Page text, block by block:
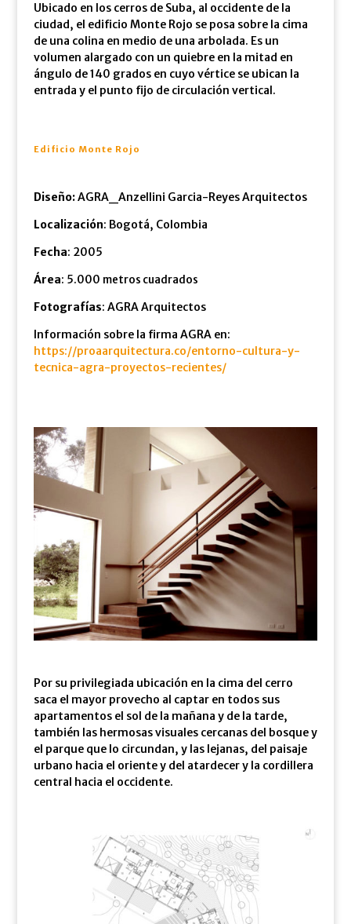
Ubicado en los cerros de Suba, al occidente de la
ciudad, el edificio Monte Rojo se posa sobre la cima
de una colina en medio de una arbolada. Es un
volumen alargado con un quiebre en la mitad en
ángulo de 140 grados en cuyo vértice se ubican la
entrada y el punto fijo de circulación vertical.
Edificio Monte Rojo
Diseño:AGRA_Anzellini Garcia-Reyes Arquitectos
Localización: Bogotá, Colombia
Fecha: 2005
Área: 5.000 metros cuadrados
Fotografías: AGRA Arquitectos
Información sobre la firma AGRA en:
https://proaarquitectura.co/entorno-cultura-y-
tecnica-agra-proyectos-recientes/
Por su privilegiada ubicación en la cima del cerro
saca el mayor provecho al captar en todos sus
apartamentos el sol de la mañana y de la tarde,
también las hermosas visuales cercanas del bosque y
el parque que lo circundan, y las lejanas, del paisaje
urbano hacia el oriente y del atardecer y la cordillera
central hacia el occidente.